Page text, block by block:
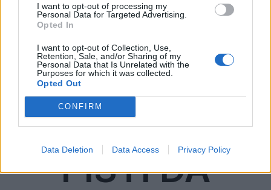
I want to opt-out of processing my
Personal Data for Targeted Advertising.
Opted In
I want to opt-out of Collection, Use,
Retention, Sale, and/or Sharing of my
Personal Data that Is Unrelated with the
Purposes for which it was collected.
Opted Out
CONFIRM
Data Deletion Data Access Privacy Policy
subito potrebbe essere controproducente.
LEGGI
ANCHE: I 5
CENTROCAM
PISTI DA